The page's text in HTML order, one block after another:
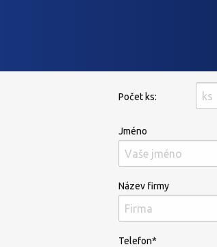
Počet ks:
Jméno
Název firmy
Telefon*